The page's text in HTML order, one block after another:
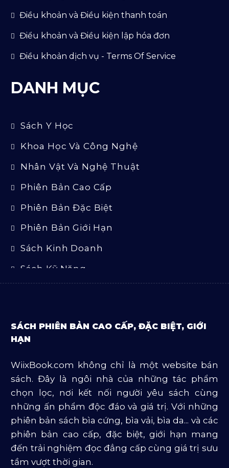
Điều khoản và Điều kiện thanh toán
Điểu khoản và Điều kiện lập hóa đơn
Điều khoản dịch vụ - Terms Of Service
DANH MỤC
Sách Y Học
Khoa Học Và Công Nghệ
Nhân Vật Và Nghệ Thuật
Phiên Bản Cao Cấp
Phiên Bản Đặc Biệt
Phiên Bản Giới Hạn
Sách Kinh Doanh
Sách Kỹ Năng
Sách Tôn Giáo
Truyện Và Tiểu Thuyết
Văn Học Và Lịch Sử
SÁCH PHIÊN BẢN CAO CẤP, ĐẶC BIỆT, GIỚI
HẠN
WiixBook.com không chỉ là một website bán
sách. Đây là ngôi nhà của những tác phẩm
chọn lọc, nơi kết nối người yêu sách cùng
những ấn phẩm độc đáo và giá trị. Với những
phiên bản sách bìa cứng, bìa vải, bìa da... và các
phiên bản cao cấp, đặc biệt, giới hạn mang
đến trải nghiệm đọc đẳng cấp cùng giá trị sưu
tầm vượt thời gian.